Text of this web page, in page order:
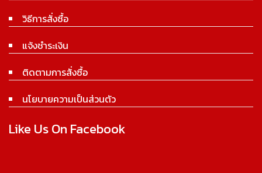
วิธีการสั่งซื้อ
แจ้งชำระเงิน
ติดตามการสั่งซื้อ
นโยบายความเป็นส่วนตัว
Like Us On Facebook